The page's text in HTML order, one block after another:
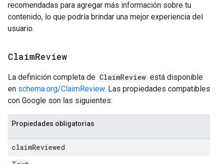
recomendadas para agregar más información sobre tu
contenido, lo que podría brindar una mejor experiencia del
usuario.
ClaimReview
La definición completa de ClaimReview está disponible
en schema.org/ClaimReview. Las propiedades compatibles
con Google son las siguientes:
Propiedades obligatorias
claimReviewed